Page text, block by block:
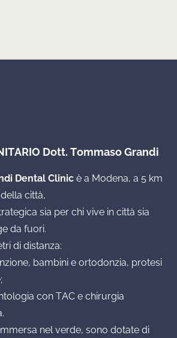
Dott. Tommaso Grandi
Dental Clinic è a Modena, a 5 km
città,
sia per chi vive in città sia
da fuori.
di distanza:
bambini e ortodonzia, protesi
con TAC e chirurgia
nel verde, sono dotate di